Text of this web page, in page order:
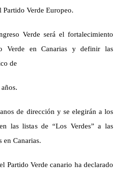
Partido Verde Europeo.
Verde será el fortalecimiento
Verde en Canarias y definir las
de
de dirección y se elegirán a los
las listas de “Los Verdes” a las
en Canarias.
Partido Verde canario ha declarado